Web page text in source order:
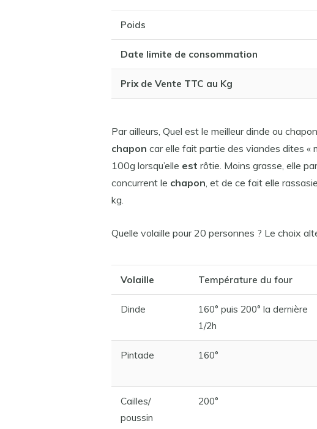
Poids
Date limite de consommation
Prix de Vente TTC au Kg
Par ailleurs, Quel est le meilleur dinde ou
chapon car elle fait partie des viandes dites «
100g lorsqu’elle est rôtie. Moins grasse, elle
concurrent le chapon , et de ce fait elle
kg.
Quelle volaille pour 20 personnes ? Le choix
Volaille Température du four
Dinde
160° puis 200° la dernière
1/2h
Pintade 160°
Cailles/
poussin
200°